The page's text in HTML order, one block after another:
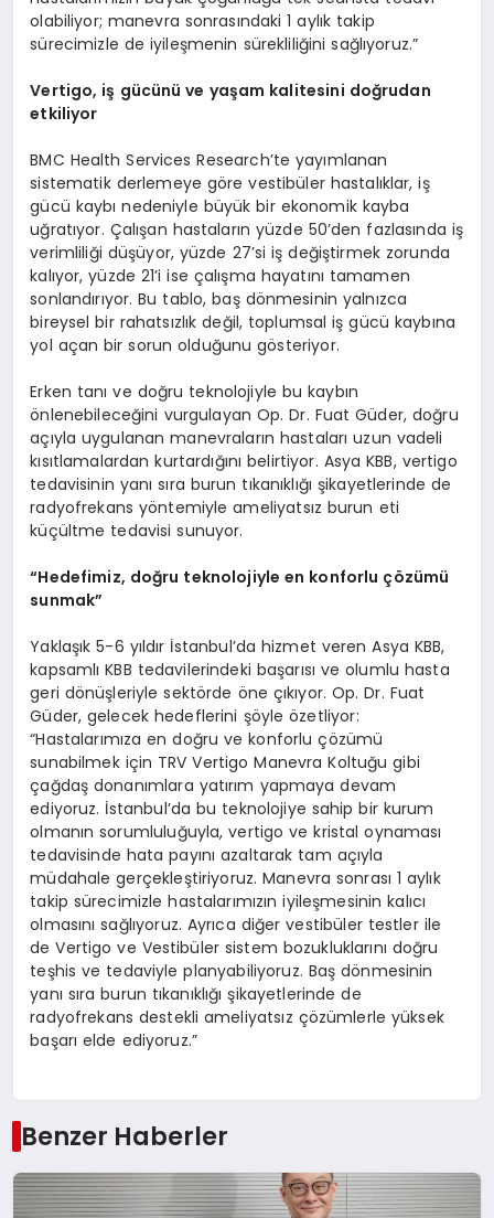
olabiliyor; manevra sonrasındaki 1 aylık takip
sürecimizle de iyileşmenin sürekliliğini sağlıyoruz.”
Vertigo, iş gücünü ve yaşam kalitesini doğrudan
etkiliyor
BMC Health Services Research’te yayımlanan
sistematik derlemeye göre vestibüler hastalıklar, iş
gücü kaybı nedeniyle büyük bir ekonomik kayba
uğratıyor. Çalışan hastaların yüzde 50’den fazlasında iş
verimliliği düşüyor, yüzde 27’si iş değiştirmek zorunda
kalıyor, yüzde 21’i ise çalışma hayatını tamamen
sonlandırıyor. Bu tablo, baş dönmesinin yalnızca
bireysel bir rahatsızlık değil, toplumsal iş gücü kaybına
yol açan bir sorun olduğunu gösteriyor.
Erken tanı ve doğru teknolojiyle bu kaybın
önlenebileceğini vurgulayan Op. Dr. Fuat Güder, doğru
açıyla uygulanan manevraların hastaları uzun vadeli
kısıtlamalardan kurtardığını belirtiyor. Asya KBB, vertigo
tedavisinin yanı sıra burun tıkanıklığı şikayetlerinde de
radyofrekans yöntemiyle ameliyatsız burun eti
küçültme tedavisi sunuyor.
“Hedefimiz, doğru teknolojiyle en konforlu çözümü
sunmak”
Yaklaşık 5-6 yıldır İstanbul’da hizmet veren Asya KBB,
kapsamlı KBB tedavilerindeki başarısı ve olumlu hasta
geri dönüşleriyle sektörde öne çıkıyor. Op. Dr. Fuat
Güder, gelecek hedeflerini şöyle özetliyor:
“Hastalarımıza en doğru ve konforlu çözümü
sunabilmek için TRV Vertigo Manevra Koltuğu gibi
çağdaş donanımlara yatırım yapmaya devam
ediyoruz. İstanbul’da bu teknolojiye sahip bir kurum
olmanın sorumluluğuyla, vertigo ve kristal oynaması
tedavisinde hata payını azaltarak tam açıyla
müdahale gerçekleştiriyoruz. Manevra sonrası 1 aylık
takip sürecimizle hastalarımızın iyileşmesinin kalıcı
olmasını sağlıyoruz. Ayrıca diğer vestibüler testler ile
de Vertigo ve Vestibüler sistem bozukluklarını doğru
teşhis ve tedaviyle planyabiliyoruz. Baş dönmesinin
yanı sıra burun tıkanıklığı şikayetlerinde de
radyofrekans destekli ameliyatsız çözümlerle yüksek
başarı elde ediyoruz.”
Benzer Haberler